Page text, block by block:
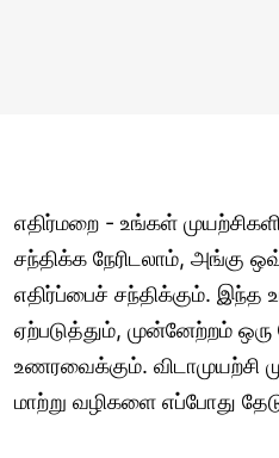
எதிர்மறை - உங்கள்
சந்திக்க நேரிடலாம், அங்கு
எதிர்ப்பைச் சந்திக்கும்.
ஏற்படுத்தும், முன்னேற்றம்
உணரவைக்கும். விடாமுயற்சி
மாற்று வழிகளை எப்போது